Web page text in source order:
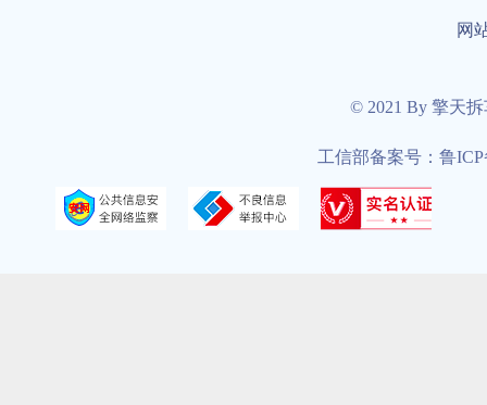
网
© 2021 By 擎天
工信部备案号：鲁